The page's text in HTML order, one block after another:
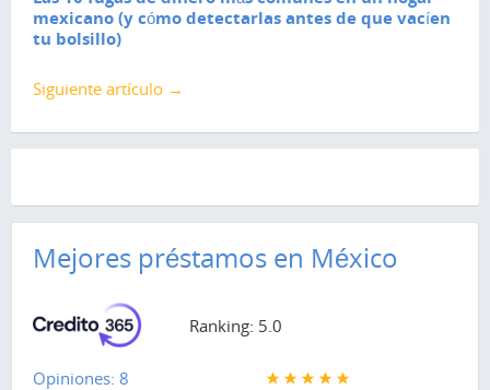
mexicano (y cómo detectarlas antes de que vacíen
tu bolsillo)
Siguiente artículo →
Mejores préstamos en México
Ranking: 5.0
Opiniones: 8